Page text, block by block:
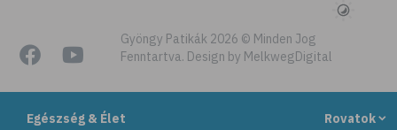
Egészség & Élet Rovatok
Gyöngy Patikák 2026 © Minden Jog
Fenntartva. Design by MelkwegDigital